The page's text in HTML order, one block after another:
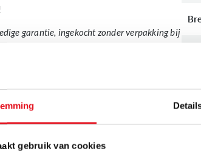
gebruik van cookies
garantie, ingekocht zonder verpakking bij
beschadigingen zoals een
met ons op zodat u niet voor verassingen
inbouw inductiekookplaat:
(Voor overige informatie zoals wattages zie